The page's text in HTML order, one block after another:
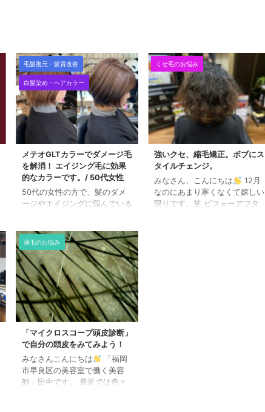
毛髪復元・髪質改善
白髪染め・ヘアカラー
メテオGLTカラーでダメージ毛
を解消！ エイジング毛に効果
的なカラーです。/ 50代女性
50代の女性の方で、髪のダメ
ージやエイジングに悩んでいる
ら、若々しい髪色を実現する画
期的なカラー方法です。 メテ
オGLTカラーには、以下のよう
な効果があります。 1. ダメー
ジを解消：薬剤の酸熱効果によ
り、髪のダメージを最小限に艶
感、手触り感をupさせます。
2. 若々しい髪色：絶妙なグラ
デーションで、自然な明るさや
陰影を演出します。 3. エイジ
ング対策：髪のハリやコシを取
り戻し、エイジング毛によるパ
サつきやうねりを改善します。
メテオGLTカラ ...
くせ毛のお悩み
強いクセ、縮毛矯正。ボブにス
タイルチェンジ。
みなさん、こんにちは
12月
なのにあまり寒くなくて嬉しい
限りです。笑 ビフォーアフタ
薄毛のお悩み
「マイクロスコープ頭皮診断」
で自分の頭皮をみてみよう！
みなさんこんにちは
「福岡
市早良区の美容室で働く美容
師」田中です。 最近では色々